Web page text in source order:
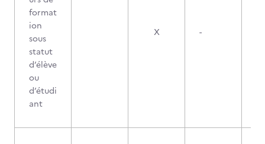
format
ion
sous
statut
d’élève
ou
d’étudi
ant
X -